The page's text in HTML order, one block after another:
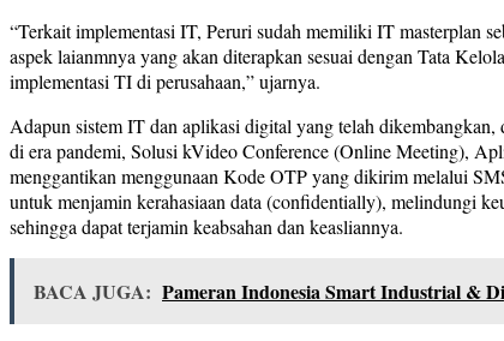
“Terkait implementasi IT, Peruri sudah memiliki IT masterplan
aspek laianmnya yang akan diterapkan sesuai dengan Tata
implementasi TI di perusahaan,” ujarnya.
Adapun sistem IT dan aplikasi digital yang telah
di era pandemi, Solusi kVideo Conference (Online Meeting),
menggantikan menggunaan Kode OTP yang dikirim melalui
untuk menjamin kerahasiaan data (confidentially), melindungi
sehingga dapat terjamin keabsahan dan keasliannya.
BACA JUGA: Pameran Indonesia Smart Industrial &